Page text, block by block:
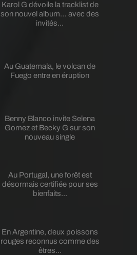
Karol G dévoile la tracklist de
son nouvel album… avec des
invités...
Au Guatemala, le volcan de
Fuego entre en éruption
Benny Blanco invite Selena
Gomez et Becky G sur son
nouveau single
Au Portugal, une forêt est
désormais certifiée pour ses
bienfaits...
En Argentine, deux poissons
rouges reconnus comme des
êtres...